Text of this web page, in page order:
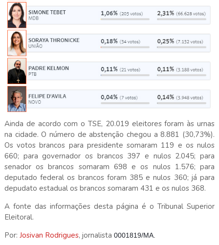
Ainda de acordo com o TSE, 20.019 eleitores foram às urnas
na cidade. O número de abstenção chegou a 8.881 (30,73%).
Os votos brancos para presidente somaram 119 e os nulos
660; para governador os brancos 397 e nulos 2.045; para
senador os brancos somaram 698 e os nulos 1.576; para
deputado federal os brancos foram 385 e nulos 360; já para
depudato estadual os brancos somaram 431 e os nulos 368.
A fonte das informações desta página é o Tribunal Superior
Eleitoral.
Por: Josivan Rodrigues, jornalista 0001819/MA.